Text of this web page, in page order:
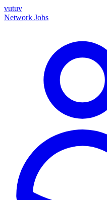
vutuv
Network Jobs